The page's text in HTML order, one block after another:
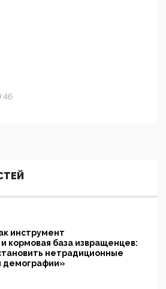
инструмент
кормовая база извращенцев:
нетрадиционные
демографии»